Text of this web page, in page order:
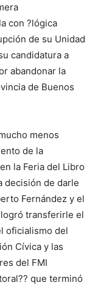
con ?lógica
de su Unidad
candidatura a
abandonar la
de Buenos
menos
de la
la Feria del Libro
decisión de darle
Fernández y el
transferirle el
oficialismo del
Cívica y las
del FMI
que terminó